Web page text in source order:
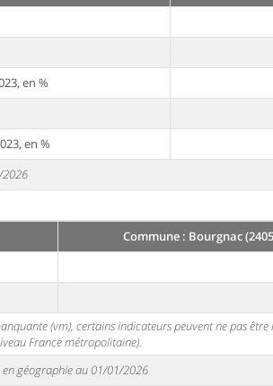
en %
en %
2026
Commune : Bourgnac
(vm), certains indicateurs peuvent ne pas être
France métropolitaine).
en géographie au 01/01/2026